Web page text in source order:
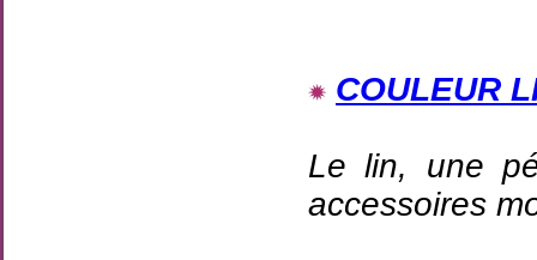
COULEUR
Le lin, une
accessoires